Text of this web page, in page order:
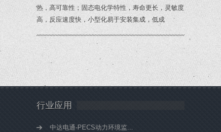
热，高可靠性；固态电化学特性，寿命更长，灵敏度
高，反应速度快，小型化易于安装集成，低成
行业应用
中达电通-PECS动力环境监...